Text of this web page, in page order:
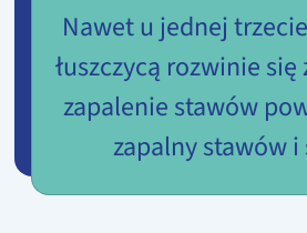
Nawet u jednej
łuszczycą rozwinie
zapalenie stawów
zapalny stawów